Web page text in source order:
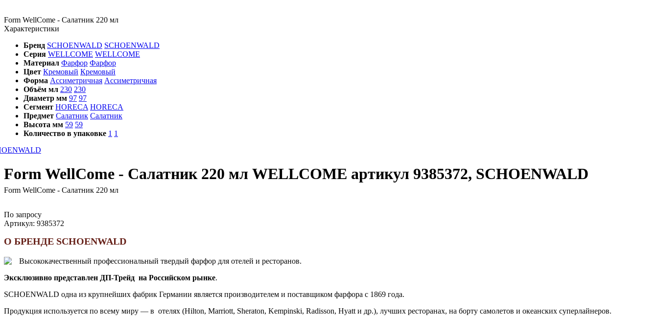
Form WellCome - Салатник 220 мл
Характеристики
Бренд SCHOENWALD SCHOENWALD
Серия WELLCOME WELLCOME
Материал Фарфор Фарфор
Цвет Кремовый Кремовый
Форма Ассиметричная Ассиметричная
Объём мл 230 230
Диаметр мм 97 97
Сегмент HORECA HORECA
Предмет Салатник Салатник
Высота мм 59 59
Количество в упаковке 1 1
Form WellCome - Салатник 220 мл WELLCOME артикул 9385372, SCHOENWALD
Form WellCome - Салатник 220 мл
По запросу
Артикул: 9385372
О БРЕНДЕ SCHOENWALD
Высококачественный профессиональный твердый фарфор для отелей и ресторанов.
Эксклюзивно представлен ДП-Трейд на Российском рынке.
SCHOENWALD одна из крупнейших фабрик Германии является производителем и поставщиком фарфора с 1869 года.
Продукция используется по всему миру — в отелях (Hilton, Marriott, Sheraton, Kempinski, Radisson, Hyatt и др.), лучших ресторанах, на борту самолетов и океанских суперлайнеров.